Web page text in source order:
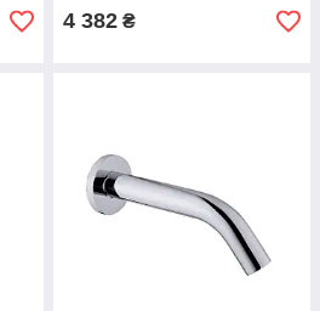
4 382 ₴